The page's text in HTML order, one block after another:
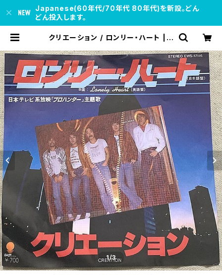
Japanese(60年代/70年代 80年代)を新設。どん
どん投入します。
クリエーション / ロンリー・ハート | s
1/3